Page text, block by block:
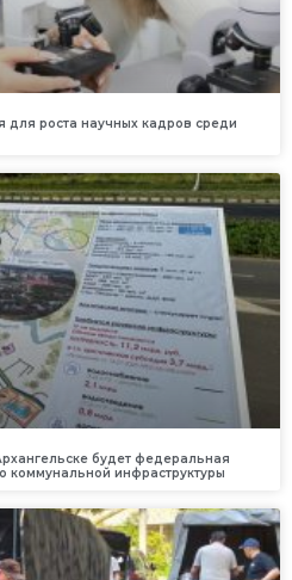
для роста научных кадров среди
будет федеральная
коммунальной инфраструктуры